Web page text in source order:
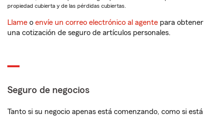
propiedad cubierta y de las pérdidas cubiertas.
Llame o envíe un correo electrónico al agente para obtener
una cotización de seguro de artículos personales.
Seguro de negocios
Tanto si su negocio apenas está comenzando, como si está